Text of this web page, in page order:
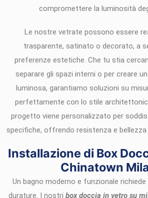
compromettere la luminosità
Le nostre vetrate possono essere
trasparente, satinato o decorato, a
preferenze estetiche. Che tu stia
separare gli spazi interni o per creare
luminosa, garantiamo soluzioni su
perfettamente con lo stile
progetto viene personalizzato per
specifiche, offrendo resistenza e
Installazione di Box
Chinatown
Un bagno moderno e funzionale
durature. I nostri box doccia in vetro su